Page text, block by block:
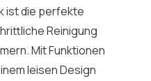
ist die perfekte
Reinigung
Mit Funktionen
leisen Design